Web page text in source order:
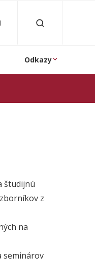
Odkazy
študijnú
z
na
seminárov